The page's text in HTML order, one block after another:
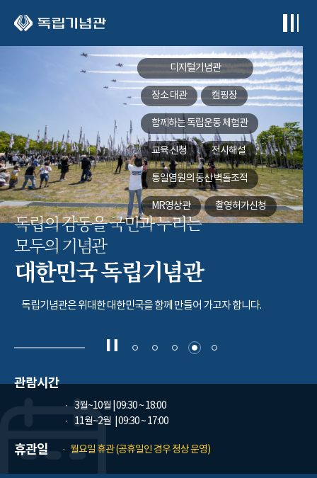
디지털기념관
장소 대관 캠핑장
함께하는독립운동 체험관
교육 신청 전시해설
통일염원의 동산벽돌조적
MR영상관 촬영허가신청
독립의 감동을 국민과 누리는
모두의 기념관
대한민국 독립기념관
독립기념관은 위대한 대한민국을 함께 만들어 가고자 합니다.
관람시간
3월~10월 | 09:30 ~ 18:00
11월~2월
| 09:30 ~ 17:00
휴관일 월요일 휴관 (공휴일인 경우 정상 운영)